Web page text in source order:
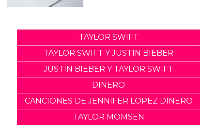
TAYLOR SWIFT
TAYLOR SWIFT Y JUSTIN BIEBER
JUSTIN BIEBER Y TAYLOR SWIFT
DINERO
CANCIONES DE JENNIFER LOPEZ DINERO
TAYLOR MOMSEN